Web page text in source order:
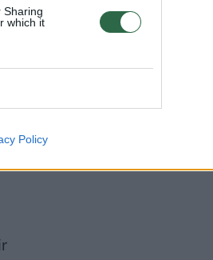
Sharing
which it
Policy